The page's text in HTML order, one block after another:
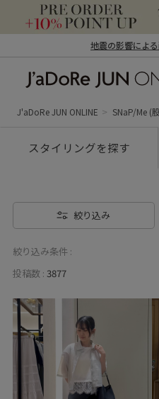
地震の影響によ
ン オンライン）
J'aDoRe JUN ONLINE SNaP/Me (
スタイリングを探す
絞り込み
絞り込み条件 :
投稿数 : 3877